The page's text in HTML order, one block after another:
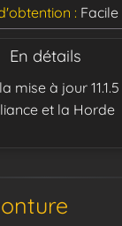
Facile
En détails
mise à jour 11.1.5
et la Horde